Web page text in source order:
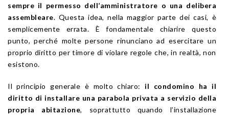
sempre il permesso dell’amministratore o una delibera
assembleare. Questa idea, nella maggior parte dei casi, è
semplicemente errata. È fondamentale chiarire questo
punto, perché molte persone rinunciano ad esercitare un
proprio diritto per timore di violare regole che, in realtà, non
esistono.
Il principio generale è molto chiaro: il condomino ha il
diritto di installare una parabola privata a servizio della
propria abitazione, soprattutto quando l’installazione